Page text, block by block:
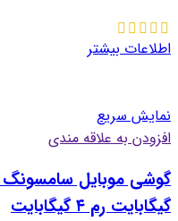
اطلاعات بیشتر
نمایش سریع
افزودن به علاقه مندی
گیگابایت رم ۴ گیگابایت